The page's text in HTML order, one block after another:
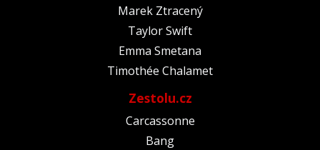
Marek Ztracený
Taylor Swift
Emma Smetana
Timothée Chalamet
Zestolu.cz
Carcassonne
Bang